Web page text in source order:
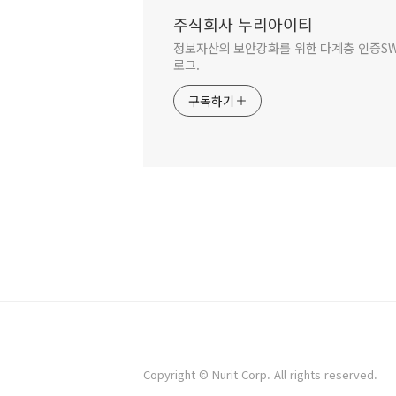
주식회사 누리아이티
정보자산의 보안강화를 위한 다계층 인증
로그.
구독하기
Copyright © Nurit Corp. All rights reserved.